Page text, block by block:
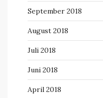
September 2018
August 2018
Juli 2018
Juni 2018
April 2018